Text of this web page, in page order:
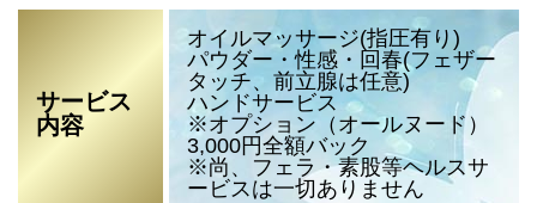
サービス
内容
オイルマッサージ(指圧有り)
パウダー・性感・回春(フェザー
タッチ、前立腺は任意)
ハンドサービス
※オプション（オールヌード）
3,000円全額バック
※尚、フェラ・素股等ヘルスサ
ービスは一切ありません